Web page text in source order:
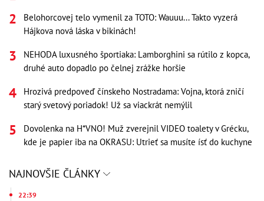
Belohorcovej telo vymenil za TOTO: Wauuu... Takto vyzerá
Hájkova nová láska v bikinách!
NEHODA luxusného športiaka: Lamborghini sa rútilo z kopca,
druhé auto dopadlo po čelnej zrážke horšie
Hrozivá predpoveď čínskeho Nostradama: Vojna, ktorá zničí
starý svetový poriadok! Už sa viackrát nemýlil
Dovolenka na H*VNO! Muž zverejnil VIDEO toalety v Grécku,
kde je papier iba na OKRASU: Utrieť sa musíte ísť do kuchyne
NAJNOVŠIE ČLÁNKY
22:39